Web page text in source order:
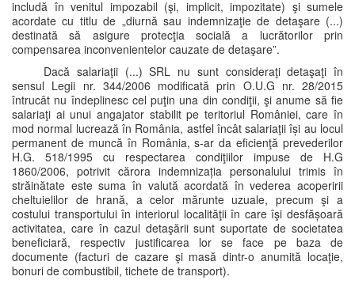
includă în venitul impozabil (şi, implicit, impozitate) şi sumele
acordate cu titlu de „diurnă sau indemnizaţie de detaşare (...)
destinată să asigure protecţia socială a lucrătorilor prin
compensarea inconvenientelor cauzate de detaşare”.
Dacă salariaţii (...) SRL nu sunt consideraţi detaşaţi în
sensul Legii nr. 344/2006 modificată prin O.U.G nr. 28/2015
întrucât nu îndeplinesc cel puţin una din condiţii, şi anume să fie
salariaţi ai unui angajator stabilit pe teritoriul României, care în
mod normal lucrează în România, astfel încât salariaţii își au locul
permanent de muncă în România, s-ar da eficienţă prevederilor
H.G. 518/1995 cu respectarea condiţiilor impuse de H.G
1860/2006, potrivit cărora indemnizația personalului trimis în
străinătate este suma în valută acordată în vederea acoperirii
cheltuielilor de hrană, a celor mărunte uzuale, precum şi a
costului transportului în interiorul localităţii în care îşi desfășoară
activitatea, care în cazul detaşării sunt suportate de societatea
beneficiară, respectiv justificarea lor se face pe baza de
documente (facturi de cazare şi masă dintr-o anumită locaţie,
bonuri de combustibil, tichete de transport).